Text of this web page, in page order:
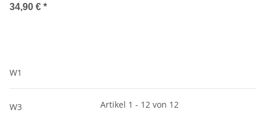
34,90 € *
W1
W3
Artikel 1 - 12 von 12